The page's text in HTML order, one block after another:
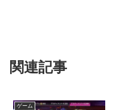
関連記事
ゲーム